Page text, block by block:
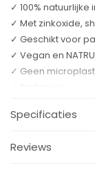
✓ 100%
✓ Met zinkoxide,
✓ Geschikt voor
✓ Vegan en
✓ Geen
✓ Tube gemaakt
✓ Geproduceerd
Happy Earth Zink
Specificaties
Reviews